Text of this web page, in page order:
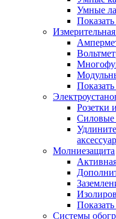
Умные
Показать
Показать
Розетки
Силовые
Молниезащита
Показать
Системы